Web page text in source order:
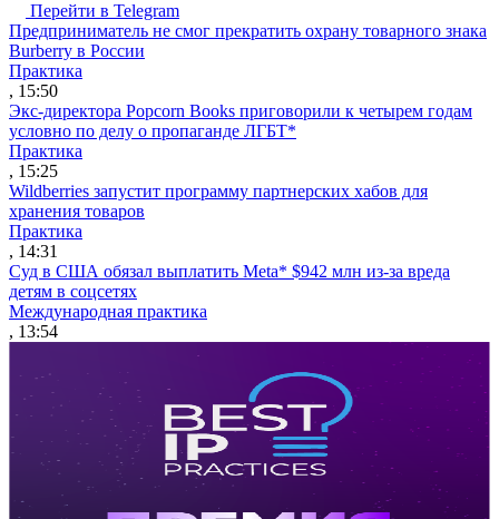
Перейти в Telegram
Предприниматель не смог прекратить охрану товарного знака
Burberry в России
Практика
, 15:50
Экс-директора Popcorn Books приговорили к четырем годам
условно по делу о пропаганде ЛГБТ*
Практика
, 15:25
Wildberries запустит программу партнерских хабов для
хранения товаров
Практика
, 14:31
Суд в США обязал выплатить Meta* $942 млн из-за вреда
детям в соцсетях
Международная практика
, 13:54